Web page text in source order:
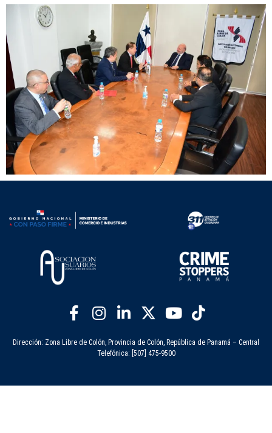
Dirección: Zona Libre de Colón, Provincia de Colón, República de Panamá – Central
Telefónica: [507] 475-9500